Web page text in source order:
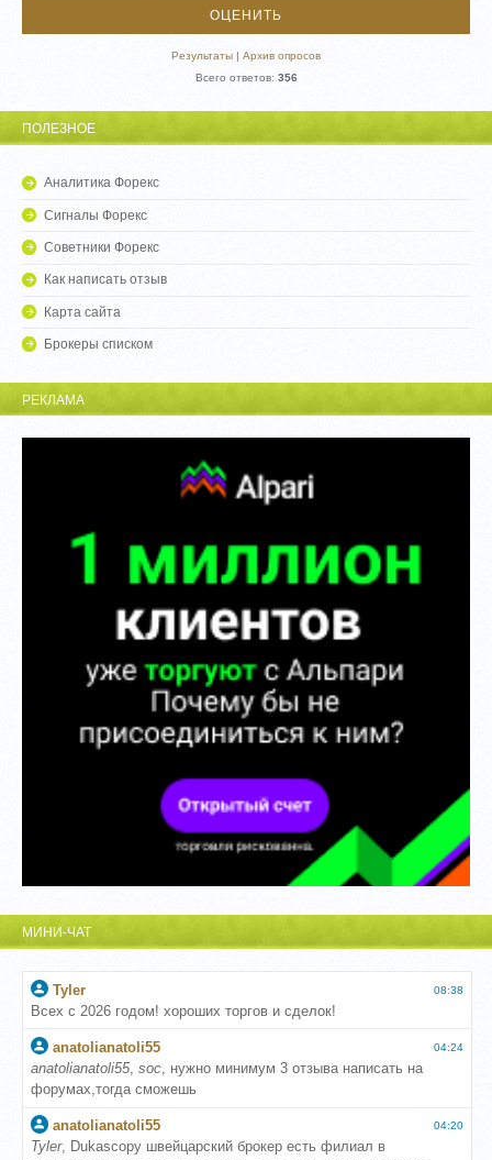
Результаты | Архив опросов
Всего ответов: 356
ПОЛЕЗНОЕ
Аналитика Форекс
Сигналы Форекс
Советники Форекс
Как написать отзыв
Карта сайта
Брокеры списком
РЕКЛАМА
МИНИ-ЧАТ